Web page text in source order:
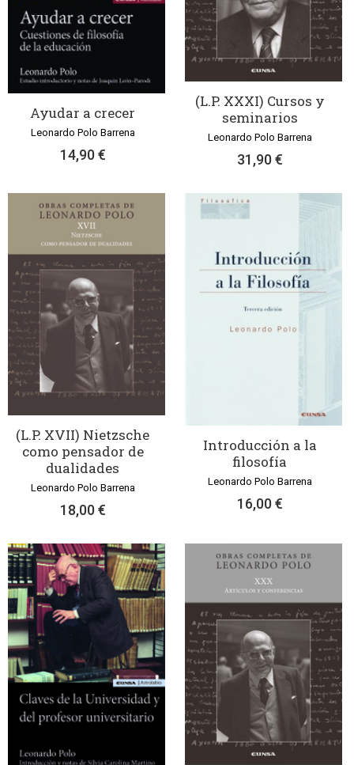
Ayudar a crecer
Leonardo Polo Barrena
14,90 €
(L.P. XXXI) Cursos y
seminarios
Leonardo Polo Barrena
31,90 €
(L.P. XVII) Nietzsche
como pensador de
dualidades
Leonardo Polo Barrena
18,00 €
Introducción a la
filosofía
Leonardo Polo Barrena
16,00 €